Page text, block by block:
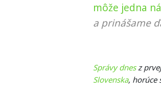
môže jedna
a prinášame
Správy dnesz
Slovenska, horúce